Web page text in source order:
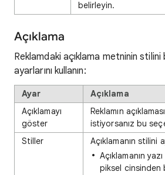
belirleyin.
Açıklama
Reklamdaki açıklama metninin stilini
ayarlarını kullanın:
Ayar
Açıklama
Açıklamayı
göster
Reklamın
istiyorsanız bu
Stiller
Açıklamanın stilini
Açıklamanın
piksel cinsinden